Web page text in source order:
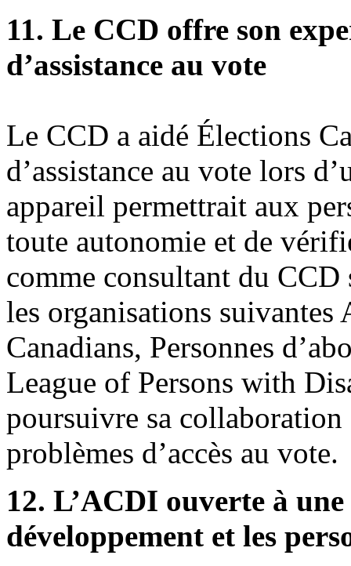
11. Le CCD offre son
d’assistance au vote
Le CCD a aidé Élections
d’assistance au vote lors
appareil permettrait aux
toute autonomie et de
comme consultant du
les organisations
Canadians, Personnes
League of Persons with
poursuivre sa collaboration
problèmes d’accès au vote.
12. L’ACDI ouverte à
développement et les